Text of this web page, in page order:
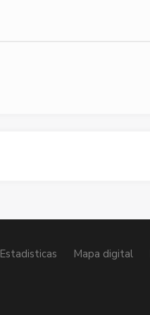
Estadisticas Mapa digital